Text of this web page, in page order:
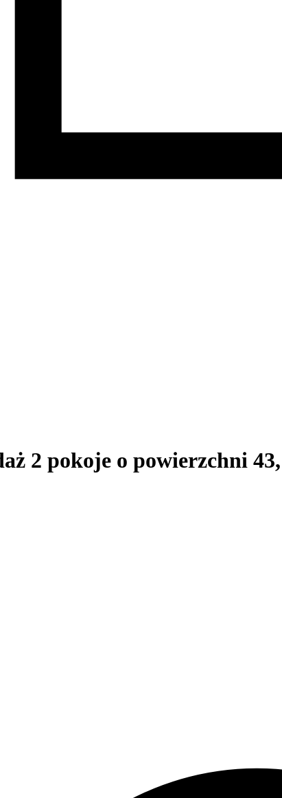
2 pokoje o powierzchni